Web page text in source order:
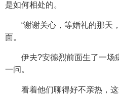
是如何相处的。
“谢谢关心，等婚礼的那天
面。
伊夫?安德烈前面生了一场
一问。
看着他们聊得好不亲热，